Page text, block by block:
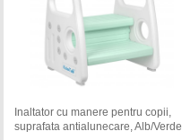
Inaltator cu manere pentru copii,
suprafata antialunecare, Alb/Verde